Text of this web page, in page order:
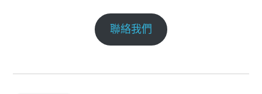
聯絡我們